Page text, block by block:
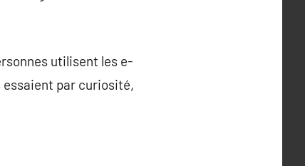
utilisent les e-
essaient par curiosité,